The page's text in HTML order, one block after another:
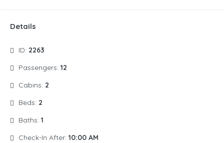
Details
ID: 2263
Passengers: 12
Cabins: 2
Beds: 2
Baths: 1
Check-In After: 10:00 AM